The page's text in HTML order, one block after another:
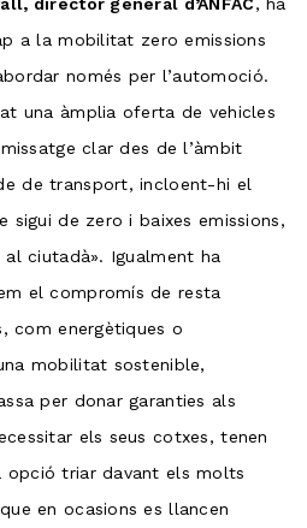
a la mobilitat zero emissions
només per l’automoció.
una àmplia oferta de vehicles
clar des de l’àmbit
de transport, incloent-hi el
sigui de zero i baixes emissions,
ciutadà». Igualment ha
el compromís de resta
com energètiques o
mobilitat sostenible,
per donar garanties als
els seus cotxes, tenen
opció triar davant els molts
en ocasions es llancen